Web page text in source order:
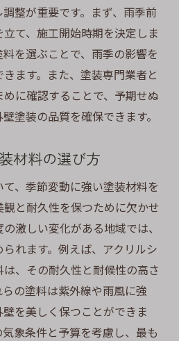
整が重要です。まず、雨季前
て、施工開始時期を決定しま
を選ぶことで、雨季の影響を
ます。また、塗装専門業者と
に確認することで、予期せぬ
塗装の品質を確保できます。
材料の選び方
、季節変動に強い塗装材料を
と耐久性を保つために欠かせ
激しい変化がある地域では、
れます。例えば、アクリルシ
、その耐久性と耐候性の高さ
の塗料は紫外線や雨風に強
を美しく保つことができま
象条件と予算を考慮し、最も